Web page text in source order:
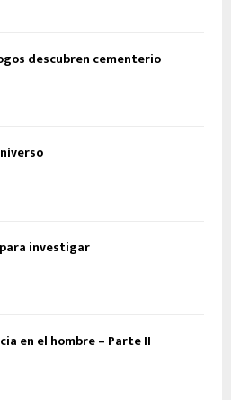
descubren cementerio
investigar
en el hombre – Parte II